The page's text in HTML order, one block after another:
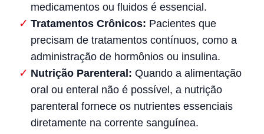
medicamentos ou fluidos é essencial.
Tratamentos Crônicos: Pacientes que
precisam de tratamentos contínuos, como a
administração de hormônios ou insulina.
Nutrição Parenteral: Quando a alimentação
oral ou enteral não é possível, a nutrição
parenteral fornece os nutrientes essenciais
diretamente na corrente sanguínea.